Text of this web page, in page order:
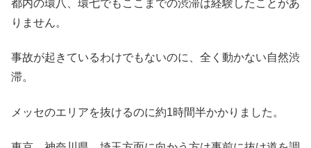
都内の環八、環七でもここまでの渋滞は経験したことがあ
りません。
事故が起きているわけでもないのに、全く動かない自然渋
滞。
メッセのエリアを抜けるのに約1時間半かかりました。